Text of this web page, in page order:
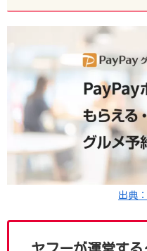
出典